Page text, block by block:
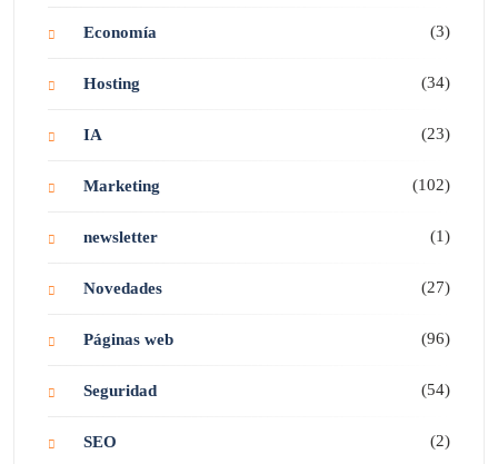
Economía (3)
Hosting (34)
IA (23)
Marketing (102)
newsletter (1)
Novedades (27)
Páginas web (96)
Seguridad (54)
SEO (2)